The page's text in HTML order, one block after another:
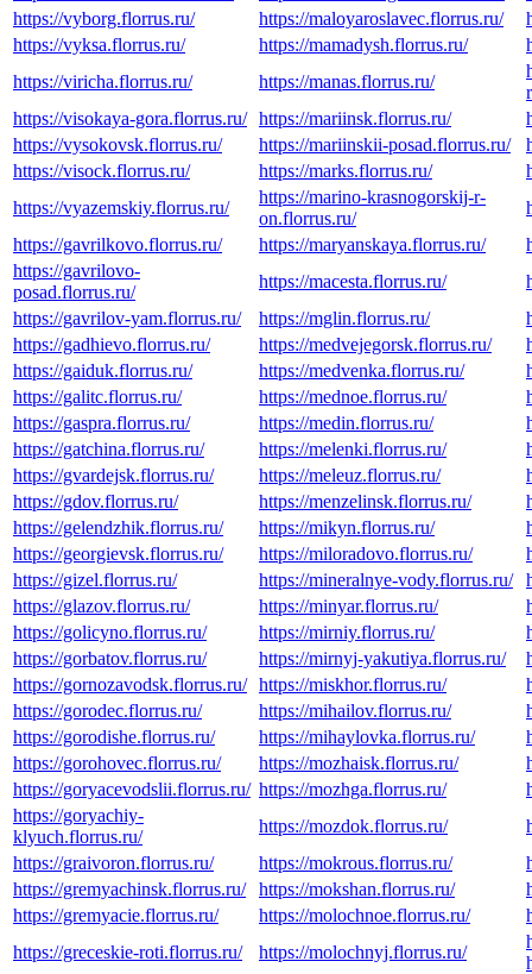
https://vyborg.florrus.ru/
https://maloyaroslavec.florrus.ru/
https://vyksa.florrus.ru/
https://mamadysh.florrus.ru/
https://viricha.florrus.ru/
https://manas.florrus.ru/
https://visokaya-gora.florrus.ru/ https://mariinsk.florrus.ru/
https://vysokovsk.florrus.ru/
https://mariinskii-posad.florrus.ru/
https://visock.florrus.ru/
https://marks.florrus.ru/
https://vyazemskiy.florrus.ru/
https://marino-krasnogorskij-r-
on.florrus.ru/
https://gavrilkovo.florrus.ru/
https://maryanskaya.florrus.ru/
https://gavrilovo-
posad.florrus.ru/
https://macesta.florrus.ru/
https://gavrilov-yam.florrus.ru/
https://mglin.florrus.ru/
https://gadhievo.florrus.ru/
https://medvejegorsk.florrus.ru/
https://gaiduk.florrus.ru/
https://medvenka.florrus.ru/
https://galitc.florrus.ru/
https://mednoe.florrus.ru/
https://gaspra.florrus.ru/
https://medin.florrus.ru/
https://gatchina.florrus.ru/
https://melenki.florrus.ru/
https://gvardejsk.florrus.ru/
https://meleuz.florrus.ru/
https://gdov.florrus.ru/
https://menzelinsk.florrus.ru/
https://gelendzhik.florrus.ru/
https://mikyn.florrus.ru/
https://georgievsk.florrus.ru/
https://miloradovo.florrus.ru/
https://gizel.florrus.ru/
https://mineralnye-vody.florrus.ru/
https://glazov.florrus.ru/
https://minyar.florrus.ru/
https://golicyno.florrus.ru/
https://mirniy.florrus.ru/
https://gorbatov.florrus.ru/
https://mirnyj-yakutiya.florrus.ru/
https://gornozavodsk.florrus.ru/ https://miskhor.florrus.ru/
https://gorodec.florrus.ru/
https://mihailov.florrus.ru/
https://gorodishe.florrus.ru/
https://mihaylovka.florrus.ru/
https://gorohovec.florrus.ru/
https://mozhaisk.florrus.ru/
https://goryacevodslii.florrus.ru/ https://mozhga.florrus.ru/
https://goryachiy-
klyuch.florrus.ru/
https://mozdok.florrus.ru/
https://graivoron.florrus.ru/
https://mokrous.florrus.ru/
https://gremyachinsk.florrus.ru/
https://mokshan.florrus.ru/
https://gremyacie.florrus.ru/
https://molochnoe.florrus.ru/
https://greceskie-roti.florrus.ru/
https://molochnyj.florrus.ru/